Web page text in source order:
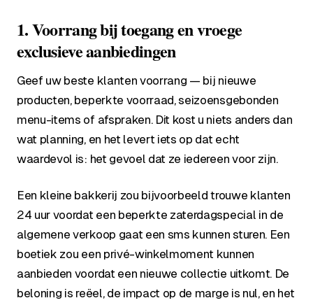
1. Voorrang bij toegang en vroege
exclusieve aanbiedingen
Geef uw beste klanten voorrang — bij nieuwe
producten, beperkte voorraad, seizoensgebonden
menu-items of afspraken. Dit kost u niets anders dan
wat planning, en het levert iets op dat echt
waardevol is: het gevoel dat ze iedereen voor zijn.
Een kleine bakkerij zou bijvoorbeeld trouwe klanten
24 uur voordat een beperkte zaterdagspecial in de
algemene verkoop gaat een sms kunnen sturen. Een
boetiek zou een privé-winkelmoment kunnen
aanbieden voordat een nieuwe collectie uitkomt. De
beloning is reëel, de impact op de marge is nul, en het